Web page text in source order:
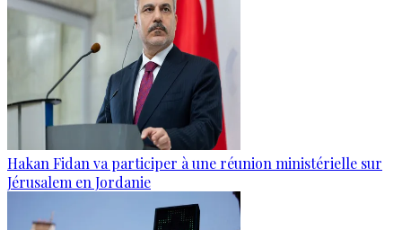
Hakan Fidan va participer à une réunion ministérielle sur
Jérusalem en Jordanie